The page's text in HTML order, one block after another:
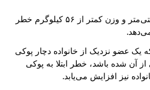
: قد بالای ۱۷۰ سانتی‌متر و وزن کمتر از ۵۶ کیلوگرم خطر
یک عضو نزدیک از خانواده دچار پوکی
آن شده باشد، خطر ابتلا به پوکی
نیز افزایش می‌یابد.